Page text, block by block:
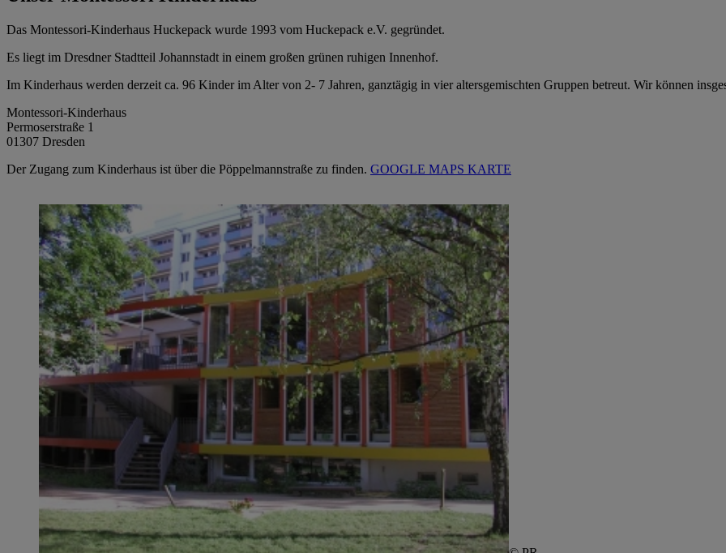
Das Montessori-Kinderhaus Huckepack wurde 1993 vom Huckepack e.V. gegründet.
Es liegt im Dresdner Stadtteil Johannstadt in einem großen grünen ruhigen Innenhof.
Im Kinderhaus werden derzeit ca. 96 Kinder im Alter von 2- 7 Jahren, ganztägig in vier altersgemischten Gruppen betreut. Wir können
Montessori-Kinderhaus
Permoserstraße 1
01307 Dresden
Der Zugang zum Kinderhaus ist über die Pöppelmannstraße zu finden. GOOGLE MAPS KARTE